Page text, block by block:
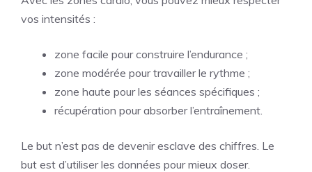
vos intensités :
zone facile pour construire l’endurance ;
zone modérée pour travailler le rythme ;
zone haute pour les séances spécifiques ;
récupération pour absorber l’entraînement.
Le but n’est pas de devenir esclave des chiffres. Le
but est d’utiliser les données pour mieux doser.